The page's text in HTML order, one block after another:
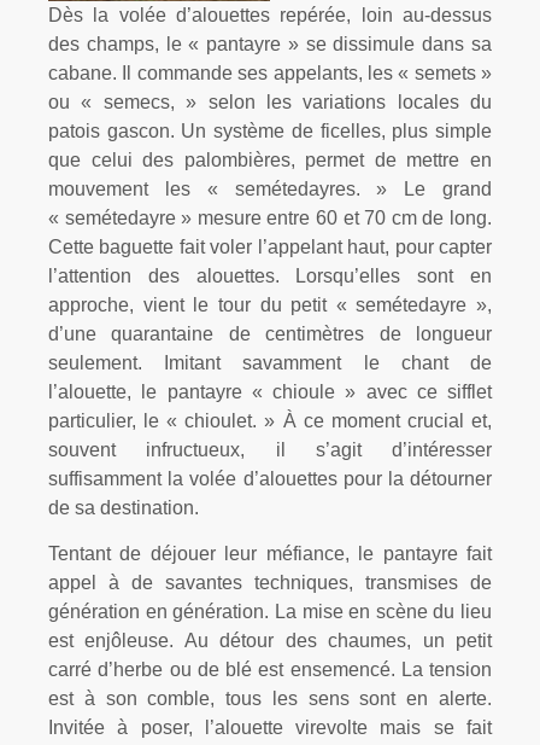
Dès la volée d’alouettes repérée, loin au-dessus
des champs, le « pantayre » se dissimule dans sa
cabane. Il commande ses appelants, les « semets »
ou « semecs, » selon les variations locales du
patois gascon. Un système de ficelles, plus simple
que celui des palombières, permet de mettre en
mouvement les « semétedayres. » Le grand
« semétedayre » mesure entre 60 et 70 cm de long.
Cette baguette fait voler l’appelant haut, pour capter
l’attention des alouettes. Lorsqu’elles sont en
approche, vient le tour du petit « semétedayre »,
d’une quarantaine de centimètres de longueur
seulement. Imitant savamment le chant de
l’alouette, le pantayre « chioule » avec ce sifflet
particulier, le « chioulet. » À ce moment crucial et,
souvent infructueux, il s’agit d’intéresser
suffisamment la volée d’alouettes pour la détourner
de sa destination.
Tentant de déjouer leur méfiance, le pantayre fait
appel à de savantes techniques, transmises de
génération en génération. La mise en scène du lieu
est enjôleuse. Au détour des chaumes, un petit
carré d’herbe ou de blé est ensemencé. La tension
est à son comble, tous les sens sont en alerte.
Invitée à poser, l’alouette virevolte mais se fait